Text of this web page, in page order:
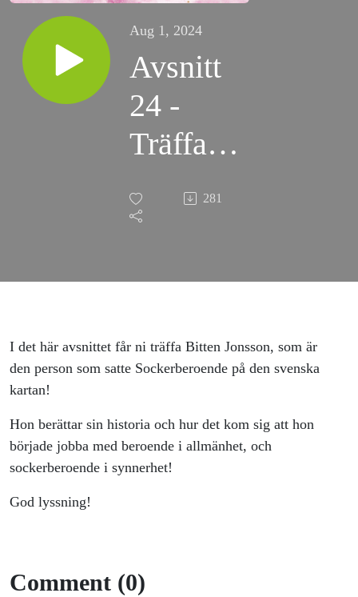
Aug 1, 2024
Avsnitt
24 -
Träffa
Bitten
Jonsson!
281
I det här avsnittet får ni träffa Bitten Jonsson, som är
den person som satte Sockerberoende på den svenska
kartan!
Hon berättar sin historia och hur det kom sig att hon
började jobba med beroende i allmänhet, och
sockerberoende i synnerhet!
God lyssning!
Comment (0)